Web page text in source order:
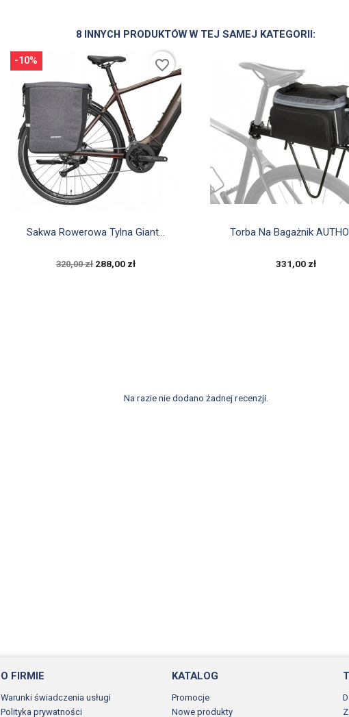
8 INNYCH PRODUKTÓW W TEJ SAMEJ KATEGORII:
Szybki podgląd
Sakwa Rowerowa Tylna Giant...
320,00 zł 288,00 zł
-10% favorite_border
Szybki podgląd
Torba Na Bagażnik
331,00 zł
Na razie nie dodano żadnej recenzji.
O FIRMIE
Warunki świadczenia usługi
Polityka prywatności
KATALOG
Promocje
Nowe produkty